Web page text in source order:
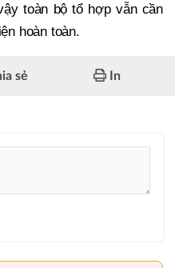
toàn bộ tổ hợp vẫn cần
hoàn toàn.
sẻ In